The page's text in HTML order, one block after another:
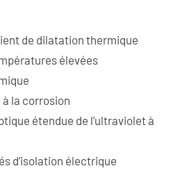
de dilatation thermique
élevées
la corrosion
étendue de l’ultraviolet à
d’isolation électrique